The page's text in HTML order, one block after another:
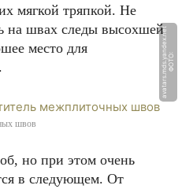
мягкой тряпкой. Не
на швах следы высохшей
место для
Ф
О
Т
О:
a
v
a
t
a
r
s.
m
d
s.
y
a
n
d
e
x.
n
e
t
швов
но при этом очень
в следующем. От